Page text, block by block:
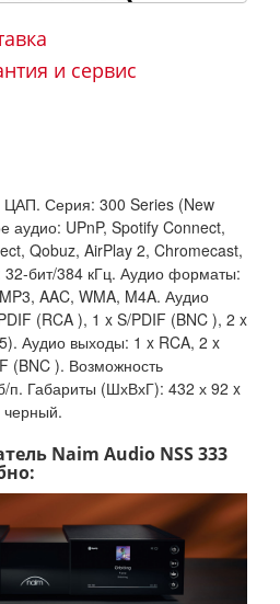
и сервис
ЦАП. Серия: 300 Series (New
аудио: UPnP, Spotify Connect,
Qobuz, AirPlay 2, Chromecast,
бит/384 кГц. Аудио форматы:
AAC, WMA, M4A. Аудио
(RCA ), 1 x S/PDIF (BNC ), 2 x
Аудио выходы: 1 x RCA, 2 x
(BNC ). Возможность
п. Габариты (ШхВхГ): 432 х 92 x
черный.
Naim Audio NSS 333